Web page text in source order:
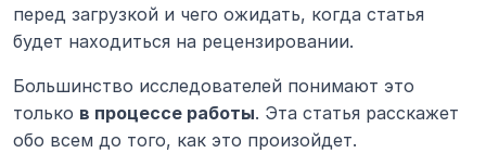
перед загрузкой и чего ожидать, когда статья
будет находиться на рецензировании.
Большинство исследователей понимают это
только в процессе работы. Эта статья расскажет
обо всем до того, как это произойдет.